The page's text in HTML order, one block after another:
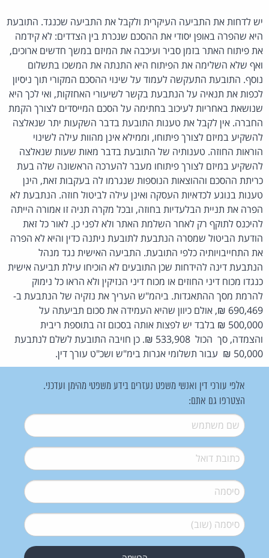
יש לדחות את התביעה העיקרית ולקבל את התביעה שכנגד. התובעת
היא שהפרה באופן יסודי את ההסכם שנכרת בין הצדדים: לא קידמה
את פיתוח האתר בזמן סביר ועיכבה את המיזם במשך חדשים ארוכים,
ואף שלא השלימה את הפיתוח היא התנתה את המשכו בתשלום
נוסף. התובעת התעקשה לעמוד על שינוי ההסכם המקורי תוך ניסיון
לכפות את תנאיה על הנתבעת בקשר לשיעורי האחזקות, ואי לכך היא
שנושאת באחריות לעיכוב בחתימה על הסכם המייסדים לצורך הקמת
החברה. אין לקבל את טענות התובעת בדבר השקעות יתר שנאלצה
להשקיע במיזם לצורך פיתוחו, וממילא אינן מהוות עילה לשינוי
הוראות החוזה. טענותיה של התובעת בדבר מאות שעות שנאלצה
להשקיע במיזם לצורך פיתוחו מעבר להערכה הראשונה שלה בעת
כריתת ההסכם וההוצאות הנוספות שנגרמו לה בעקבות זאת, הינן
טענות בנוגע לכדאיות העסקה ואינן עילה לביטול חוזה. הנתבעת לא
הפרה את תניית הבלעדיות בחוזה, ובכל מקרה תניה זו אמורה הייתה
להיכנס לתוקף רק לאחר השלמת האתר ולא לפני כן. לאור כל זאת
הודעת הביטול שמסרה הנתבעת לתובעת ניתנה כדין והיא לא הפרה
את התחייבויותיה כלפי התובעת. התביעה האישית נגד מנהל
הנתבעת דינה להידחות שכן התובעים לא הוכיחו עילת תביעה אישית
כנגדו מכוח דיני החוזים או מכוח דיני הנזיקין ולא הראו כל נימוק
להרמת מסך ההתאגדות. ביהמ"ש העריך את נזקיה של הנתבעת ב-
690,469 ₪, אולם כיוון שהיא העמידה את סכום תביעתה על
500,000 ₪ בלבד יש לפצות אותה בסכום זה בתוספת ריבית
והצמדה, סך הכול 533,908 ₪. כן חויבה התובעת לשלם לנתבעת
50,000 ₪ עבור תשלומי אגרות בימ"ש ושכ"ט עורך דין.
אלפי עורכי דין ואנשי משפט נעזרים בידע משפטי מהימן ועדכני.
הצטרפו גם אתם:
שם משתמש*
דואל*
סיסמה*
סיסמה (שוב)*